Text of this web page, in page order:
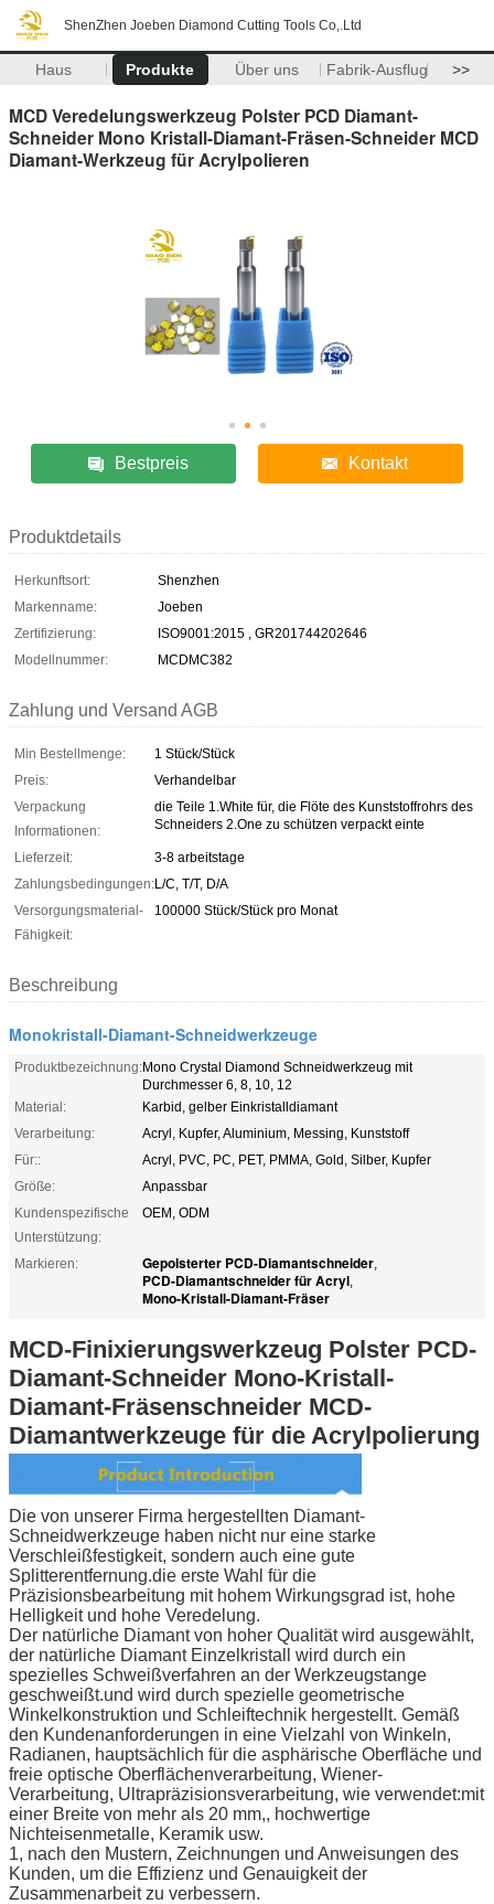
ShenZhen Joeben Diamond Cutting Tools Co,.Ltd
Haus Produkte Über uns Fabrik-Ausflug >>
MCD Veredelungswerkzeug Polster PCD Diamant-
Schneider Mono Kristall-Diamant-Fräsen-Schneider MCD
Diamant-Werkzeug für Acrylpolieren
Bestpreis Kontakt
Produktdetails
Herkunftsort:
Shenzhen
Markenname:
Joeben
Zertifizierung:
ISO9001:2015 , GR201744202646
Modellnummer:
MCDMC382
Zahlung und Versand AGB
Min Bestellmenge:
1 Stück/Stück
Preis:
Verhandelbar
Verpackung
Informationen:
die Teile 1.White für, die Flöte des Kunststoffrohrs des
Schneiders 2.One zu schützen verpackt einte
Lieferzeit:
3-8 arbeitstage
Zahlungsbedingungen:L/C, T/T, D/A
Versorgungsmaterial-
Fähigkeit:
100000 Stück/Stück pro Monat
Beschreibung
Monokristall-Diamant-Schneidwerkzeuge
Produktbezeichnung:Mono Crystal Diamond Schneidwerkzeug mit
Durchmesser 6, 8, 10, 12
Material:
Karbid, gelber Einkristalldiamant
Verarbeitung:
Acryl, Kupfer, Aluminium, Messing, Kunststoff
Für::
Acryl, PVC, PC, PET, PMMA, Gold, Silber, Kupfer
Größe:
Anpassbar
Kundenspezifische
Unterstützung:
OEM, ODM
Markieren: Gepolsterter PCD-Diamantschneider,
PCD-Diamantschneider für Acryl,
Mono-Kristall-Diamant-Fräser
MCD-Finixierungswerkzeug Polster PCD-
Diamant-Schneider Mono-Kristall-
Diamant-Fräsenschneider MCD-
Diamantwerkzeuge für die Acrylpolierung
Die von unserer Firma hergestellten Diamant-
Schneidwerkzeuge haben nicht nur eine starke
Verschleißfestigkeit, sondern auch eine gute
Splitterentfernung.die erste Wahl für die
Präzisionsbearbeitung mit hohem Wirkungsgrad ist, hohe
Helligkeit und hohe Veredelung.
Der natürliche Diamant von hoher Qualität wird ausgewählt,
der natürliche Diamant Einzelkristall wird durch ein
spezielles Schweißverfahren an der Werkzeugstange
geschweißt.und wird durch spezielle geometrische
Winkelkonstruktion und Schleiftechnik hergestellt. Gemäß
den Kundenanforderungen in eine Vielzahl von Winkeln,
Radianen, hauptsächlich für die asphärische Oberfläche und
freie optische Oberflächenverarbeitung, Wiener-
Verarbeitung, Ultrapräzisionsverarbeitung, wie verwendet:mit
einer Breite von mehr als 20 mm,, hochwertige
Nichteisenmetalle, Keramik usw.
1, nach den Mustern, Zeichnungen und Anweisungen des
Kunden, um die Effizienz und Genauigkeit der
Zusammenarbeit zu verbessern.